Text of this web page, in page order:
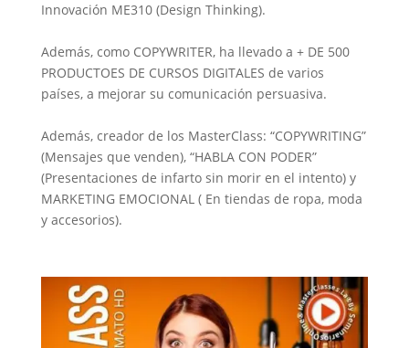
Innovación ME310 (Design Thinking).
Además, como COPYWRITER, ha llevado a + DE 500
PRODUCTOES DE CURSOS DIGITALES de varios
países, a mejorar su comunicación persuasiva.
Además, creador de los MasterClass: “COPYWRITING”
(Mensajes que venden), “HABLA CON PODER”
(Presentaciones de infarto sin morir en el intento) y
MARKETING EMOCIONAL ( En tiendas de ropa, moda
y accesorios).